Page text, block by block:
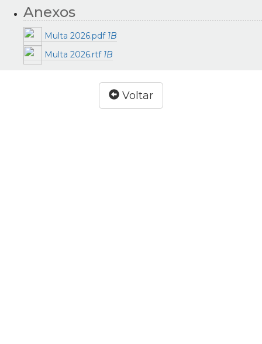
Anexos
Multa 2026.pdf 1B
Multa 2026.rtf 1B
Voltar